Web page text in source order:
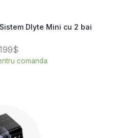
Dlyte Mini cu 2 bai
comanda